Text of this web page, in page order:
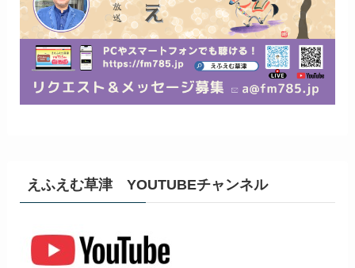
えふえむ草津 YOUTUBEチャンネル